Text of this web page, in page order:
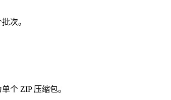
次。
个 ZIP 压缩包。